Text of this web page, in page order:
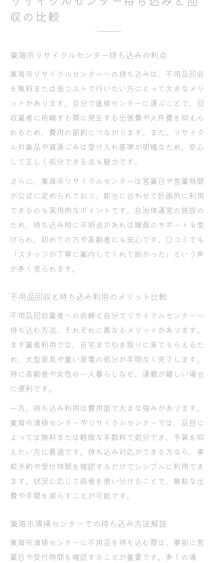
収の比較
東海市リサイクルセンター持ち込みの利点
東海市リサイクルセンターへの持ち込みは、不用品回収
を無料または低コストで行いたい方にとって大きなメリ
ットがあります。自分で直接センターに運ぶことで、回
収業者に依頼する際に発生する出張費や人件費を抑えら
れるため、費用の節約につながります。また、リサイク
ル対象品や資源ごみは受け入れ基準が明確なため、安心
して正しく処分できる点も魅力です。
さらに、東海市リサイクルセンターは営業日や営業時間
が公式に定められており、都合に合わせて計画的に利用
できるのも実用的なポイントです。自治体運営の施設の
ため、持ち込み時に不明点があれば職員のサポートも受
けられ、初めての方や高齢者にも安心です。口コミでも
「スタッフが丁寧に案内してくれて助かった」という声
が多く見られます。
不用品回収と持ち込み利用のメリット比較
不用品回収業者への依頼と自分でリサイクルセンターへ
持ち込む方法、それぞれに異なるメリットがあります。
まず業者利用では、自宅まで引き取りに来てもらえるた
め、大型家具や重い家電の処分が手間なく完了します。
特に高齢者や女性の一人暮らしなど、運搬が難しい場合
に便利です。
一方、持ち込み利用は費用面で大きな強みがあります。
東海市清掃センターやリサイクルセンターでは、品目に
よっては無料または軽微な手数料で処分でき、予算を抑
えたい方に最適です。持ち込み対応ができる方なら、事
前予約や受付時間を確認するだけでシンプルに利用でき
ます。状況に応じて両者を使い分けることで、無駄な出
費や手間を減らすことが可能です。
東海市清掃センターでの持ち込み方法解説
東海市清掃センターに不用品を持ち込む際は、事前に営
業日や受付時間を確認することが重要です。多くの場